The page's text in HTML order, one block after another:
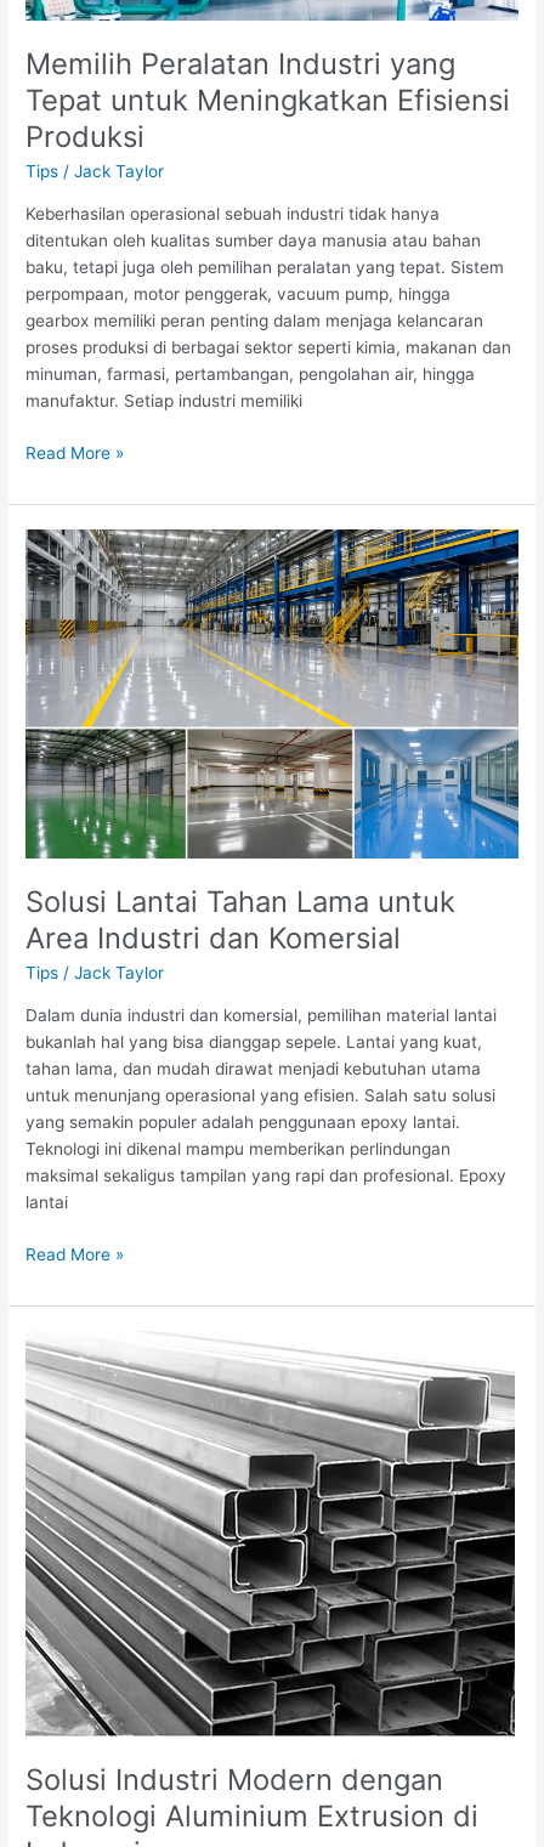
Memilih Peralatan Industri yang
Tepat untuk Meningkatkan Efisiensi
Produksi
Tips /Jack Taylor
Keberhasilan operasional sebuah industri tidak hanya
ditentukan oleh kualitas sumber daya manusia atau bahan
baku, tetapi juga oleh pemilihan peralatan yang tepat. Sistem
perpompaan, motor penggerak, vacuum pump, hingga
gearbox memiliki peran penting dalam menjaga kelancaran
proses produksi di berbagai sektor seperti kimia, makanan dan
minuman, farmasi, pertambangan, pengolahan air, hingga
manufaktur. Setiap industri memiliki
Memilih
Industri
yang
Tepat
untuk
Meningkatkan
Efisiensi
Produksi
Read More »
Solusi Lantai Tahan Lama untuk
Area Industri dan Komersial
Tips /Jack Taylor
Dalam dunia industri dan komersial, pemilihan material lantai
bukanlah hal yang bisa dianggap sepele. Lantai yang kuat,
tahan lama, dan mudah dirawat menjadi kebutuhan utama
untuk menunjang operasional yang efisien. Salah satu solusi
yang semakin populer adalah penggunaan epoxy lantai.
Teknologi ini dikenal mampu memberikan perlindungan
maksimal sekaligus tampilan yang rapi dan profesional. Epoxy
lantai
Solusi
Tahan
untuk
Area
Industri
dan
Komersial
Read More »
Solusi Industri Modern dengan
Teknologi Aluminium Extrusion di